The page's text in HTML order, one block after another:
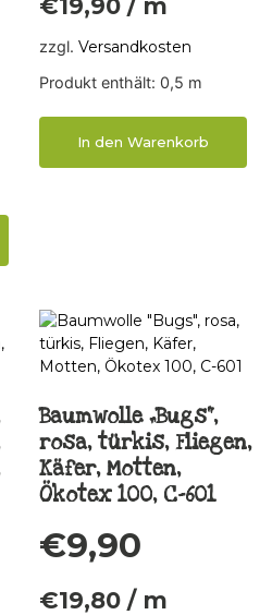
€19,90 / m
zzgl. Versandkosten
Produkt enthält: 0,5 m
In den Warenkorb
Baumwolle „Bugs“,
rosa, türkis, Fliegen,
Käfer, Motten,
Ökotex 100, C-601
€9,90
€19,80 / m